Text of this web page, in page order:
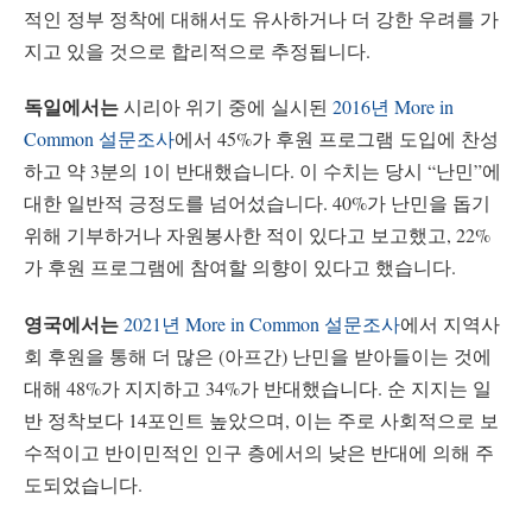
적인 정부 정착에 대해서도 유사하거나 더 강한 우려를 가
지고 있을 것으로 합리적으로 추정됩니다.
독일에서는시리아 위기 중에 실시된 2016년 More in
Common 설문조사에서 45%가 후원 프로그램 도입에 찬성
하고 약 3분의 1이 반대했습니다. 이 수치는 당시 “난민”에
대한 일반적 긍정도를 넘어섰습니다. 40%가 난민을 돕기
위해 기부하거나 자원봉사한 적이 있다고 보고했고, 22%
가 후원 프로그램에 참여할 의향이 있다고 했습니다.
영국에서는2021년 More in Common 설문조사에서 지역사
회 후원을 통해 더 많은 (아프간) 난민을 받아들이는 것에
대해 48%가 지지하고 34%가 반대했습니다. 순 지지는 일
반 정착보다 14포인트 높았으며, 이는 주로 사회적으로 보
수적이고 반이민적인 인구 층에서의 낮은 반대에 의해 주
도되었습니다.